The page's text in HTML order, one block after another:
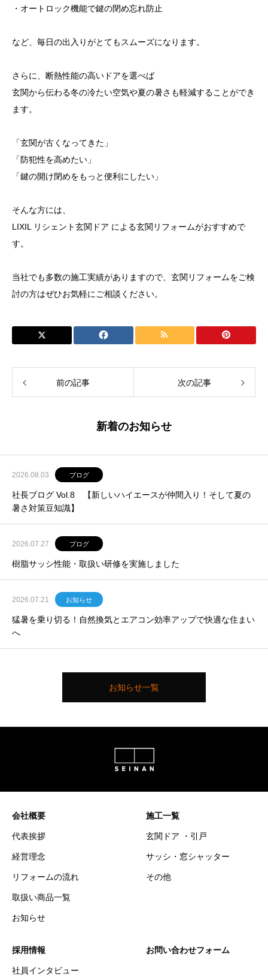
・オートロック機能で鍵の閉め忘れ防止
など、毎日の出入りがとてもスムーズになります。
さらに、断熱性能の高いドアを選べば
玄関から伝わる冬の冷たい空気や夏の暑さも軽減することができ
ます。
「玄関が古くなってきた」
「防犯性を高めたい」
「鍵の開け閉めをもっと便利にしたい」
そんな方には、
LIXIL リシェント玄関ドア による玄関リフォームがおすすめで
す。
当社でも多数の施工実績がありますので、玄関リフォームをご検
討の方はぜひお気軽にご相談ください。
前の記事 次の記事
新着のお知らせ
2026.08.03 ブログ
社長ブログ Vol.8 【新しいハイエースが仲間入り！そして夏の
暑さ対策豆知識】
2026.07.27 ブログ
樹脂サッシ性能・取扱い研修を実施しました
2026.07.21 お知らせ
猛暑を乗り切る！自然換気とエアコン効率アップで快適な住まい
へ
お知らせ一覧
会社概要
代表挨拶
経営理念
リフォームの流れ
取扱い商品一覧
お知らせ
施工一覧
玄関ドア ・引戸
サッシ・窓シャッター
その他
採用情報
社員インタビュー
お問い合わせフォーム